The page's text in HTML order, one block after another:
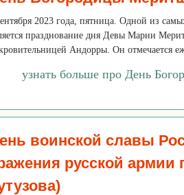
2023 года, пятница. Одной из
празднование дня Девы Марии
Андорры. Он отмечается
узнать больше про День
воинской славы
русской